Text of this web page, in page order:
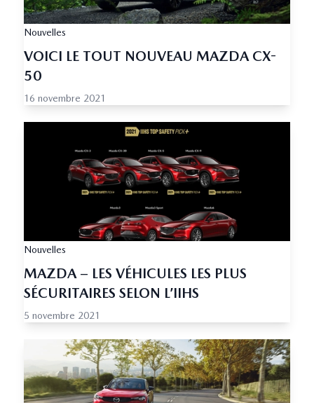
Nouvelles
VOICI LE TOUT NOUVEAU MAZDA CX-
50
16 novembre 2021
Nouvelles
MAZDA – LES VÉHICULES LES PLUS
SÉCURITAIRES SELON L’IIHS
5 novembre 2021